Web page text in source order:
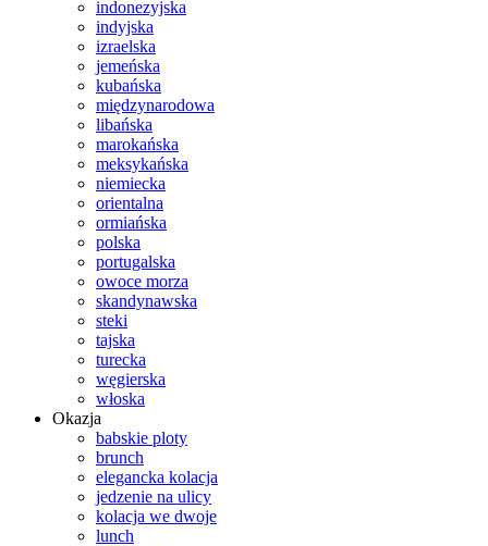
indonezyjska
indyjska
izraelska
jemeńska
kubańska
międzynarodowa
libańska
marokańska
meksykańska
niemiecka
orientalna
ormiańska
polska
portugalska
owoce morza
skandynawska
steki
tajska
turecka
węgierska
włoska
Okazja
babskie ploty
brunch
elegancka kolacja
jedzenie na ulicy
kolacja we dwoje
lunch